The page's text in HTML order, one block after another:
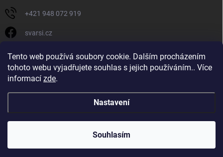
Tento web používá soubory cookie. Dalším procházením
tohoto webu vyjadřujete souhlas s jejich používáním.. Více
informací zde.
Nastavení
Souhlasím
+421 948 072 919
svarsi.cz
svarsi.cz
SVARSI.CZ . Všechna práva vyhrazena.